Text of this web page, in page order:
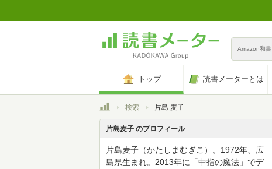
Amazon和書
トップ 読書メーターとは
トップ検索 片島 麦子
片島麦子 のプロフィール
片島麦子（かたしまむぎこ）。1972年、広
島県生まれ。2013年に「中指の魔法」でデ